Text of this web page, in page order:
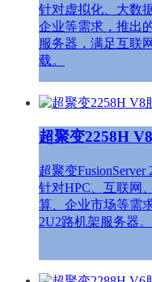
针对虚拟化、大数
企业等需求，推出
服务器，满足互联
载。
超聚变2258H
超聚变
针对HPC、互联网
算、企业市场等需
2U2路机架服务器。